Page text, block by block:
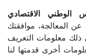
الوطني الاقتصادي
المعالجة، موافقتك
ذلك معلومات التعريف
أخرى قدمتها لنا